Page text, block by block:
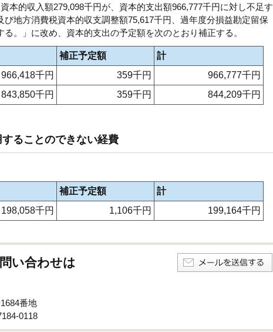
本的収入額279,098千円が、資本的支出額966,777千円に対し不足す
び地方消費税資本的収支調整額75,617千円、過年度分損益勘定留保
。」に改め、資本的支出の予定額を次のとおり補正する。
補正予定額
計
966,418千円 359千円
966,777千円
843,850千円 359千円 844,209千円
ることのできない経費
補正予定額
計
198,058千円 1,106千円 199,164千円
い合わせは
番地
0118